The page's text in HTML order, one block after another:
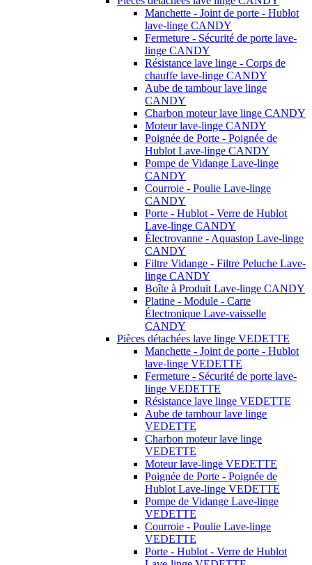
Manchette - Joint de porte - Hublot
lave-linge CANDY
Fermeture - Sécurité de porte lave-
linge CANDY
Résistance lave linge - Corps de
chauffe lave-linge CANDY
Aube de tambour lave linge
CANDY
Charbon moteur lave linge CANDY
Moteur lave-linge CANDY
Poignée de Porte - Poignée de
Hublot Lave-linge CANDY
Pompe de Vidange Lave-linge
CANDY
Courroie - Poulie Lave-linge
CANDY
Porte - Hublot - Verre de Hublot
Lave-linge CANDY
Électrovanne - Aquastop Lave-linge
CANDY
Filtre Vidange - Filtre Peluche Lave-
linge CANDY
Boîte à Produit Lave-linge CANDY
Platine - Module - Carte
Électronique Lave-vaisselle
CANDY
Pièces détachées lave linge VEDETTE
Manchette - Joint de porte - Hublot
lave-linge VEDETTE
Fermeture - Sécurité de porte lave-
linge VEDETTE
Résistance lave linge VEDETTE
Aube de tambour lave linge
VEDETTE
Charbon moteur lave linge
VEDETTE
Moteur lave-linge VEDETTE
Poignée de Porte - Poignée de
Hublot Lave-linge VEDETTE
Pompe de Vidange Lave-linge
VEDETTE
Courroie - Poulie Lave-linge
VEDETTE
Porte - Hublot - Verre de Hublot